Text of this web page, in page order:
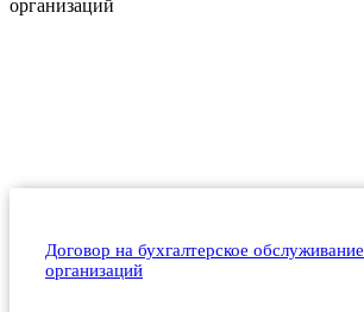
Договор на бухгалтерское обслуживание
организаций